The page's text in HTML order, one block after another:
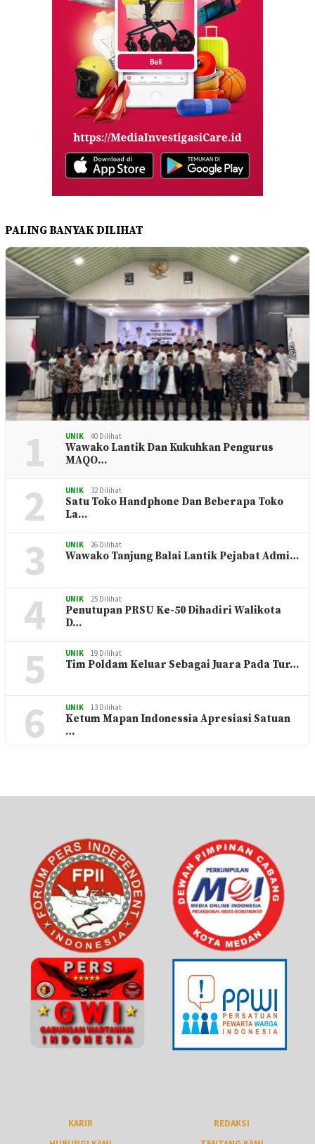
PALING BANYAK DILIHAT
1 UNIK 40 Dilihat
Wawako Lantik Dan Kukuhkan Pengurus
MAQO…
2 UNIK 32 Dilihat
Satu Toko Handphone Dan Beberapa Toko
La…
3 UNIK 26 Dilihat
Wawako Tanjung Balai Lantik Pejabat Admi…
4 UNIK 25 Dilihat
Penutupan PRSU Ke-50 Dihadiri Walikota
D…
5 UNIK 19 Dilihat
Tim Poldam Keluar Sebagai Juara Pada Tur…
6 UNIK 13 Dilihat
Ketum Mapan Indonessia Apresiasi Satuan
…
KARIR
REDAKSI